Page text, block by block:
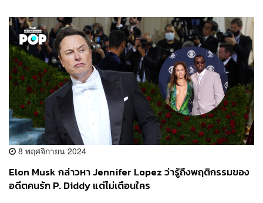
8 พฤศจิกายน 2024
Elon Musk กล่าวหา Jennifer Lopez ว่ารู้ถึงพฤติกรรมของ
อดีตคนรัก P. Diddy แต่ไม่เตือนใคร